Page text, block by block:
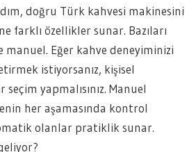
doğru Türk kahvesi makinesini
farklı özellikler sunar. Bazıları
manuel. Eğer kahve deneyiminizi
istiyorsanız, kişisel
yapmalısınız. Manuel
her aşamasında kontrol
olanlar pratiklik sunar.